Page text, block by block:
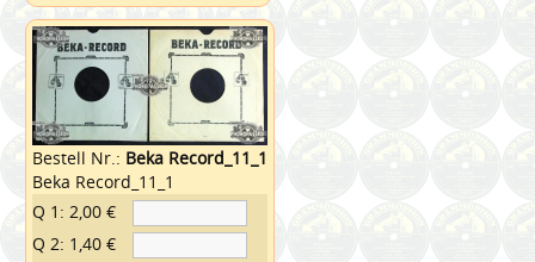
Bestell Nr.: Beka Record_11_1
Beka Record_11_1
Q 1: 2,00 €
Q 2: 1,40 €